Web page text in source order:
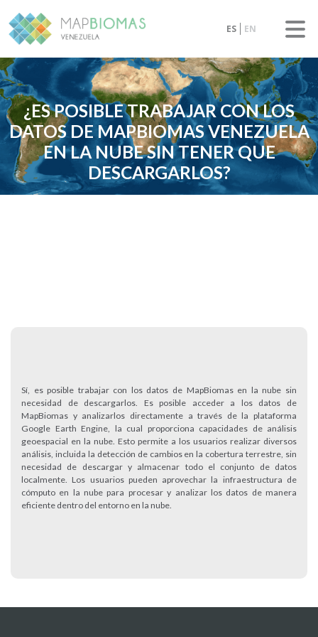
ES EN
¿ES POSIBLE TRABAJAR CON LOS
DATOS DE MAPBIOMAS VENEZUELA
EN LA NUBE SIN TENER QUE
DESCARGARLOS?
Sí, es posible trabajar con los datos de MapBiomas en la nube sin
necesidad de descargarlos. Es posible acceder a los datos de
MapBiomas y analizarlos directamente a través de la plataforma
Google Earth Engine, la cual proporciona capacidades de análisis
geoespacial en la nube. Esto permite a los usuarios realizar diversos
análisis, incluida la detección de cambios en la cobertura terrestre, sin
necesidad de descargar y almacenar todo el conjunto de datos
localmente. Los usuarios pueden aprovechar la infraestructura de
cómputo en la nube para procesar y analizar los datos de manera
eficiente dentro del entorno en la nube.